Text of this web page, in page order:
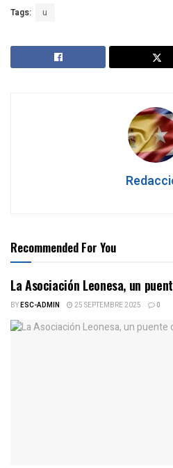
Tags: u
Recommended For You
La Asociación Leonesa, un
BYESC-ADMIN 25 SEPTEMBRE 2025 0